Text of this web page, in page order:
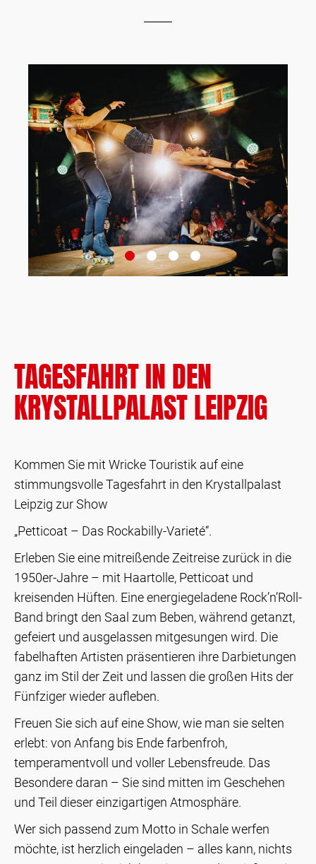
TAGESFAHRT IN DEN
KRYSTALLPALAST LEIPZIG
Kommen Sie mit Wricke Touristik auf eine
stimmungsvolle Tagesfahrt in den Krystallpalast
Leipzig zur Show
„Petticoat – Das Rockabilly-Varieté“.
Erleben Sie eine mitreißende Zeitreise zurück in die
1950er-Jahre – mit Haartolle, Petticoat und
kreisenden Hüften. Eine energiegeladene Rock’n’Roll-
Band bringt den Saal zum Beben, während getanzt,
gefeiert und ausgelassen mitgesungen wird. Die
fabelhaften Artisten präsentieren ihre Darbietungen
ganz im Stil der Zeit und lassen die großen Hits der
Fünfziger wieder aufleben.
Freuen Sie sich auf eine Show, wie man sie selten
erlebt: von Anfang bis Ende farbenfroh,
temperamentvoll und voller Lebensfreude. Das
Besondere daran – Sie sind mitten im Geschehen
und Teil dieser einzigartigen Atmosphäre.
Wer sich passend zum Motto in Schale werfen
möchte, ist herzlich eingeladen – alles kann, nichts